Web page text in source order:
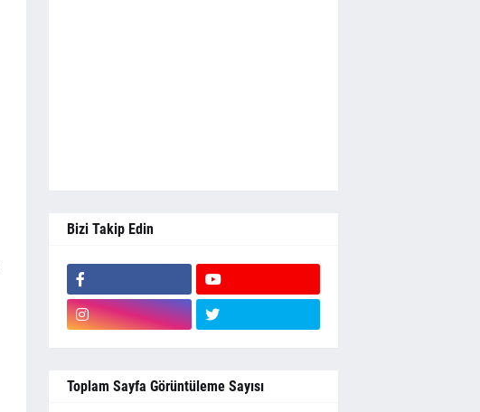
Bizi Takip Edin
Toplam Sayfa Görüntüleme Sayısı